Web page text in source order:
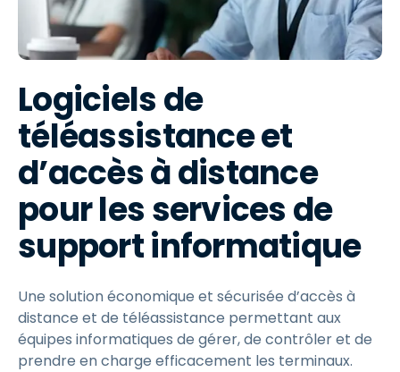
Logiciels de
téléassistance et
d’accès à distance
pour les services de
support informatique
Une solution économique et sécurisée d’accès à
distance et de téléassistance permettant aux
équipes informatiques de gérer, de contrôler et de
prendre en charge efficacement les terminaux.